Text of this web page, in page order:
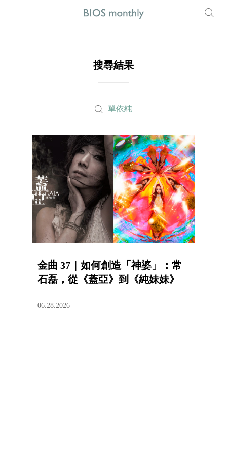
搜尋結果
單依純
金曲 37｜如何創造「神婆」：常
石磊，從《蓋亞》到《純妹妹》
06.28.2026